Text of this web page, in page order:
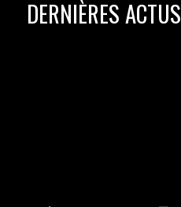
DERNIÈRES ACTUS